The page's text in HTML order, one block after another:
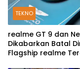
TEKNO
realme GT 9 dan
Dikabarkan Batal
Flagship realme